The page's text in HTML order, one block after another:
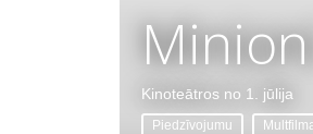
Kinoteātros no 1. jūlija
Piedzīvojumu